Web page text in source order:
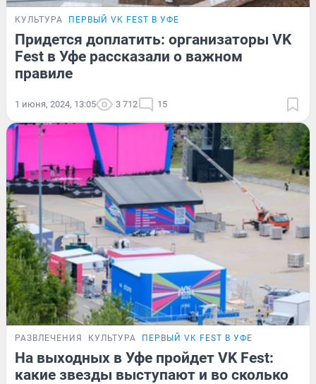
КУЛЬТУРА ПЕРВЫЙ VK FEST В УФЕ
Придется доплатить: организаторы VK
Fest в Уфе рассказали о важном
правиле
1 июня, 2024, 13:05 3 712 15
РАЗВЛЕЧЕНИЯ КУЛЬТУРА ПЕРВЫЙ VK FEST В УФЕ
На выходных в Уфе пройдет VK Fest:
какие звезды выступают и во сколько